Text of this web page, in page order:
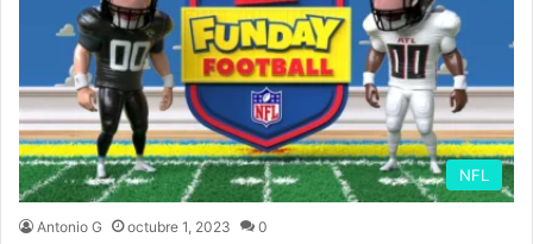
NFL
Antonio G octubre 1, 2023 0